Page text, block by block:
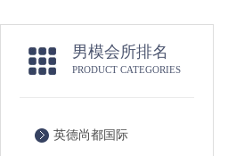
男模会所排名
PRODUCT CATEGORIES
英德尚都国际